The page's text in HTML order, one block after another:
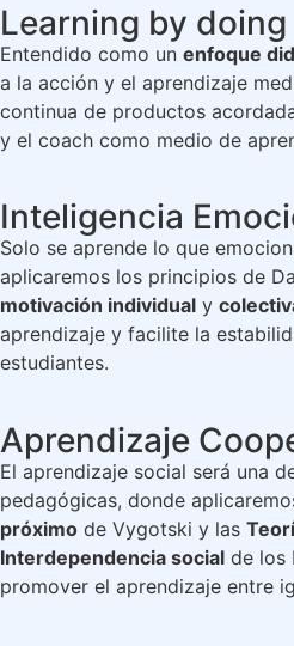
Learning by doing
Entendido como un enfoque
a la acción y el aprendizaje
continua de productos
y el coach como medio de
Inteligencia
Solo se aprende lo que
aplicaremos los principios de
motivación individual y
aprendizaje y facilite la
estudiantes.
Aprendizaje
El aprendizaje social será una
pedagógicas, donde
próximo de Vygotski y las
Interdependencia social de los
promover el aprendizaje entre